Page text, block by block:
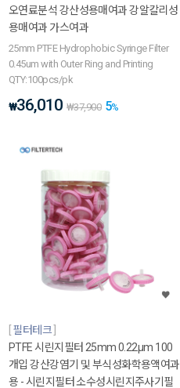
오연료분석 강산성용매여과 강알칼리성
용매여과 가스여과
25mm PTFE Hydrophobic Syringe Filter
0.45um with Outer Ring and Printing
QTY:100pcs/pk
₩36,010 ₩37,900 5%
필터테크
PTFE 시린지필터 25mm 0.22μm 100
개입 강산강염기 및 부식성화학용액여과
용 - 시린지필터 소수성시린지주사기필